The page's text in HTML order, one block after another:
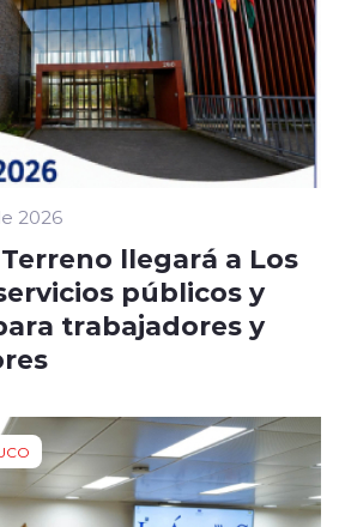
2026
llegará a Los
públicos y
trabajadores y